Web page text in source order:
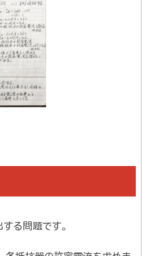
る問題です。